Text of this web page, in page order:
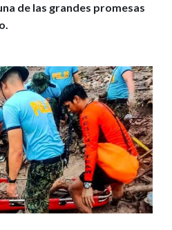
de las grandes promesas